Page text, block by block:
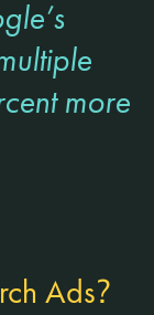
more
Ads?